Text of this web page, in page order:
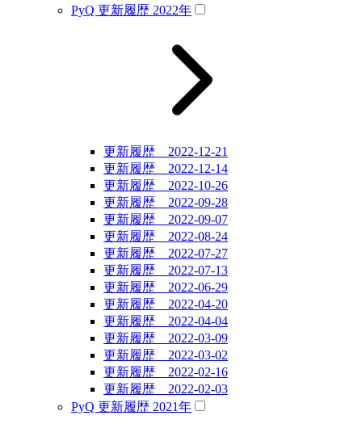
PyQ 更新履歴 2022年
更新履歴 2022-12-21
更新履歴 2022-12-14
更新履歴 2022-10-26
更新履歴 2022-09-28
更新履歴 2022-09-07
更新履歴 2022-08-24
更新履歴 2022-07-27
更新履歴 2022-07-13
更新履歴 2022-06-29
更新履歴 2022-04-20
更新履歴 2022-04-04
更新履歴 2022-03-09
更新履歴 2022-03-02
更新履歴 2022-02-16
更新履歴 2022-02-03
PyQ 更新履歴 2021年